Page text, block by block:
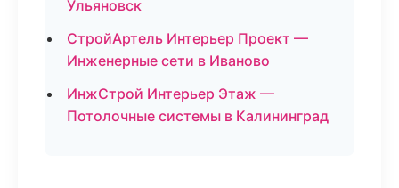
Ульяновск
СтройАртель Интерьер Проект —
Инженерные сети в Иваново
ИнжСтрой Интерьер Этаж —
Потолочные системы в Калининград